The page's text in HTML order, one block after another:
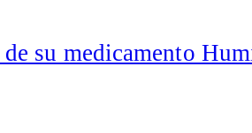
su medicamento